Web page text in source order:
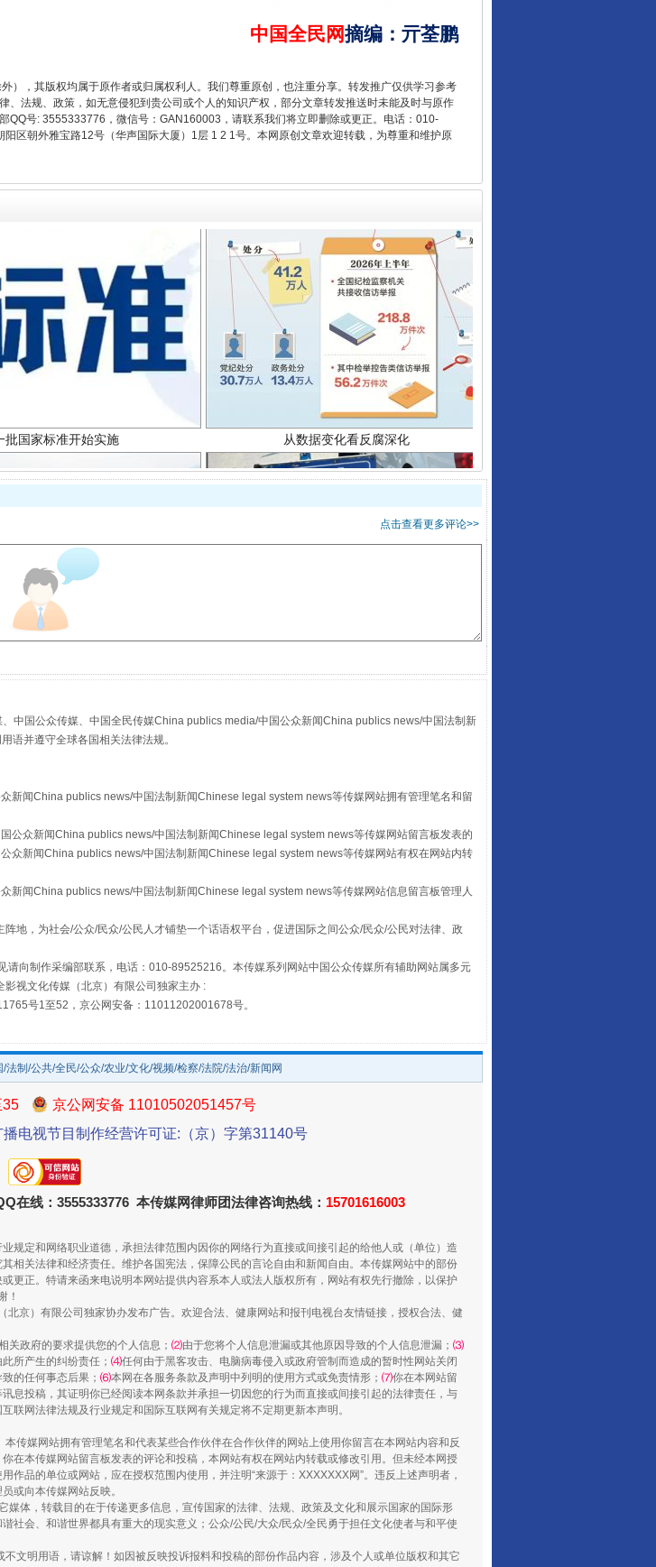
中国全民网摘编 ： 亓荃鹏
），其版权均属于原作者或归属权利人。我们尊重原创，也注重分享。转发推广仅供学习参考
法规、政策，如无意侵犯到贵公司或个人的知识产权，部分文章转发推送时未能及时与原作
QQ号: 3555333776，微信号：GAN160003，请联系我们将立即删除或更正。电话：010-
区朝外雅宝路12号（华声国际大厦）1层 1 2 1号。本网原创文章欢迎转载，为尊重和维护原
徽映军营 权益有保障 让核能赋能千行百业
一批国家标准开始实施 从数据变化看反腐深化
以产业富民促振兴
事关残疾人未来5年
大的光氢储一体化项目
点击查看更多评论>>
中国公众传媒、中国全民传媒China publics media/中国公众新闻China publics news/中国法制新
语并遵守全球各国相关法律法规。
新闻China publics news/中国法制新闻Chinese legal system news等传媒网站拥有管理笔名和留
公众新闻China publics news/中国法制新闻Chinese legal system news等传媒网站留言板发表的
众新闻China publics news/中国法制新闻Chinese legal system news等传媒网站有权在网站内转
新闻China publics news/中国法制新闻Chinese legal system news等传媒网站信息留言板管理人
地，为社会/公众/民众/公民人才铺垫一个话语权平台，促进国际之间公众/民众/公民对法律、政
向制作采编部联系，电话：010-89525216。本传媒系列网站中国公众传媒所有辅助网站属多元
视文化传媒（北京）有限公司独家主办 :
号1至52，京公网安备：11011202001678号。
/法制/公共/全民/公众/农业/文化/视频/检察/法院/法治/新闻网
京公网安备 11010502051457号
播电视节目制作经营许可证:（京）字第31140号
在线：3555333776 本传媒网律师团法律咨询热线： 15701616003
规定和网络职业道德，承担法律范围内因你的网络行为直接或间接引起的给他人或（单位）造
相关法律和经济责任。维护各国宪法，保障公民的言论自由和新闻自由。本传媒网站中的部份
更正。特请来函来电说明本网站提供内容系本人或法人版权所有，网站有权先行撤除，以保护
！
京）有限公司独家协办发布广告。欢迎合法、健康网站和报刊电视台友情链接，授权合法、健
关政府的要求提供您的个人信息； ⑵由于您将个人信息泄漏或其他原因导致的个人信息泄漏； ⑶
所产生的纠纷责任； ⑷任何由于黑客攻击、电脑病毒侵入或政府管制而造成的暂时性网站关闭
的任何事态后果； ⑹本网在各服务条款及声明中列明的使用方式或免责情形； ⑺你在本网站留
息投稿，其证明你已经阅读本网条款并承担一切因您的行为而直接或间接引起的法律责任，与
联网法律法规及行业规定和国际互联网有关规定将不定期更新本声明。
传媒网站拥有管理笔名和代表某些合作伙伴在合作伙伴的网站上使用你留言在本网站内容和反
在本传媒网站留言板发表的评论和投稿，本网站有权在网站内转载或修改引用。但未经本网授
品的单位或网站，应在授权范围内使用，并注明“来源于：XXXXXXX网”。违反上述声明者，
或向本传媒网站反映。
媒体，转载目的在于传递更多信息，宣传国家的法律、法规、政策及文化和展示国家的国际形
社会、和谐世界都具有重大的现实意义；公众/公民/大众/民众/全民勇于担任文化使者与和平使
文明用语，请谅解！如因被反映投诉报料和投稿的部份作品内容，涉及个人或单位版权和其它